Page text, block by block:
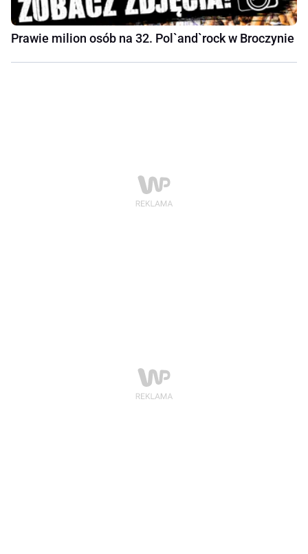
Prawie milion osób na 32. Pol`and`rock w Broczynie